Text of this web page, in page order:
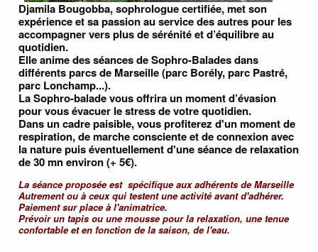
Djamila Bougobba, sophrologue certifiée, met son
expérience et sa passion au service des autres pour les
accompagner vers plus de sérénité et d’équilibre au
quotidien.
Elle anime des séances de Sophro-Balades dans
différents parcs de Marseille (parc Borély, parc Pastré,
parc Lonchamp...).
La Sophro-balade vous offrira un moment d’évasion
pour vous évacuer le stress de votre quotidien.
Dans un cadre paisible, vous profiterez d'un moment de
respiration, de marche consciente et de connexion avec
la nature puis éventuellement d'une séance de relaxation
de 30 mn environ (+ 5€).
La séance proposée est spécifique aux adhérents de Marseille
Autrement ou à ceux qui testent une activité avant d'adhérer.
Paiement sur place à l'animatrice.
Prévoir un tapis ou une mousse pour la relaxation, une tenue
confortable et en fonction de la saison, de l'eau.